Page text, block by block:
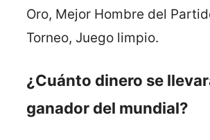
Oro, Mejor Hombre del
Torneo, Juego limpio.
¿Cuánto dinero se
ganador del mundial?